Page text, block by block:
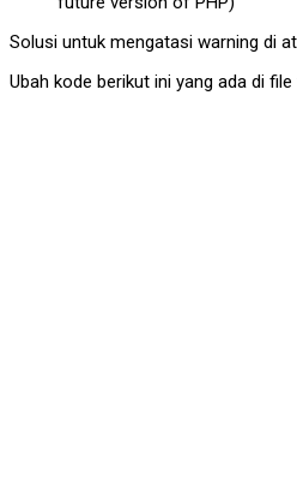
Solusi untuk mengatasi warning di
Ubah kode berikut ini yang ada di